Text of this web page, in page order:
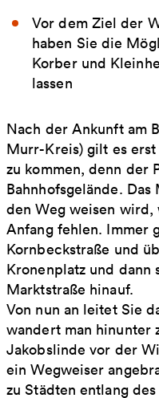
Vor dem Ziel der
haben Sie die
Korber und
lassen
Nach der Ankunft am
Murr-Kreis) gilt es
zu kommen, denn der
Bahnhofsgelände.
den Weg weisen wird,
Anfang fehlen. Immer
Kornbeckstraße und
Kronenplatz und dann
Marktstraße hinauf.
Von nun an leitet Sie
wandert man hinunter
Jakobslinde vor der
ein Wegweiser
zu Städten entlang